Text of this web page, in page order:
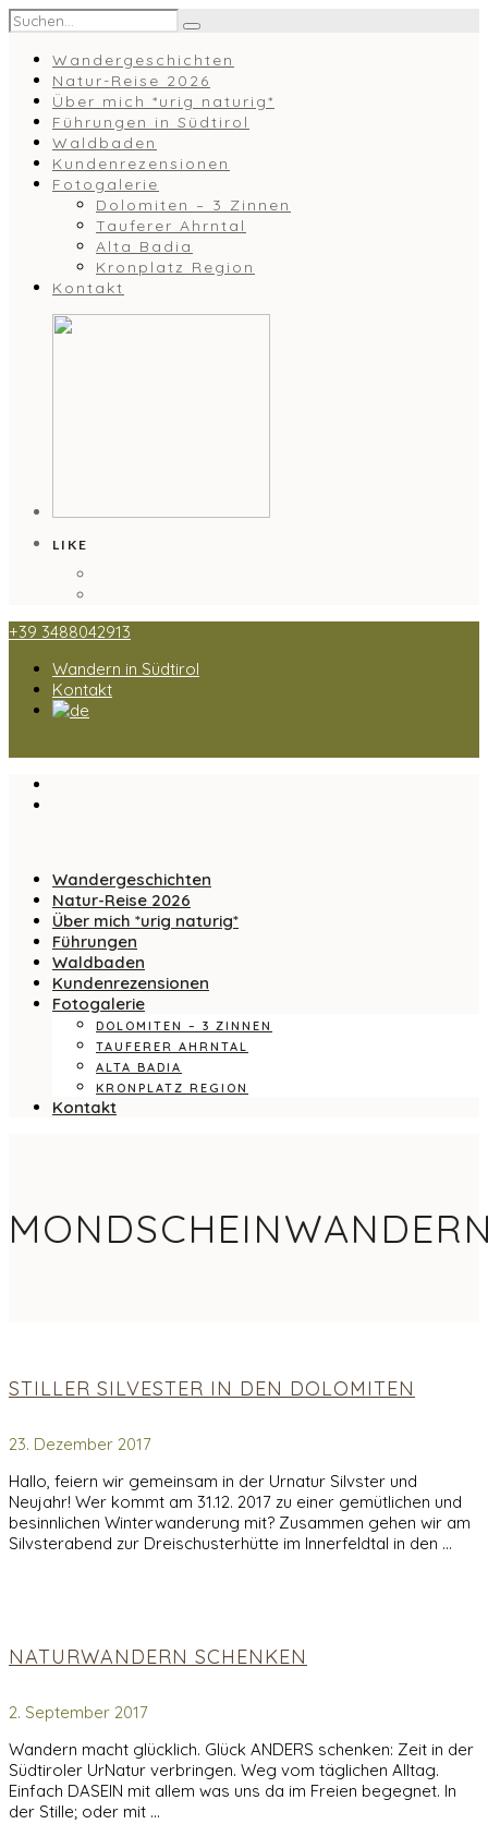
Wandergeschichten
Natur-Reise 2026
Über mich *urig naturig*
Führungen in Südtirol
Waldbaden
Kundenrezensionen
Fotogalerie
Dolomiten – 3 Zinnen
Tauferer Ahrntal
Alta Badia
Kronplatz Region
Kontakt
LIKE
+39 3488042913
Wandern in Südtirol
Kontakt
Wandergeschichten
Natur-Reise 2026
Über mich *urig naturig*
Führungen
Waldbaden
Kundenrezensionen
Fotogalerie
DOLOMITEN – 3 ZINNEN
TAUFERER AHRNTAL
ALTA BADIA
KRONPLATZ REGION
Kontakt
STILLER SILVESTER IN DEN DOLOMITEN
23. Dezember 2017
Hallo, feiern wir gemeinsam in der Urnatur Silvster und
Neujahr! Wer kommt am 31.12. 2017 zu einer gemütlichen und
besinnlichen Winterwanderung mit? Zusammen gehen wir am
Silvsterabend zur Dreischusterhütte im Innerfeldtal in den …
NATURWANDERN SCHENKEN
2. September 2017
Wandern macht glücklich. Glück ANDERS schenken: Zeit in der
Südtiroler UrNatur verbringen. Weg vom täglichen Alltag.
Einfach DASEIN mit allem was uns da im Freien begegnet. In
der Stille; oder mit …